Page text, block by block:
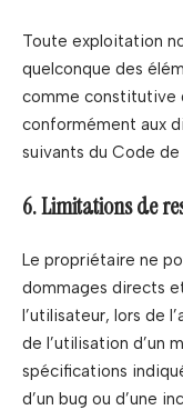
Toute exploitation
quelconque des
comme constitutive
conformément aux
suivants du Code
6. Limitations de
Le propriétaire ne
dommages directs
l’utilisateur, lors de
de l’utilisation d’un
spécifications
d’un bug ou d’une